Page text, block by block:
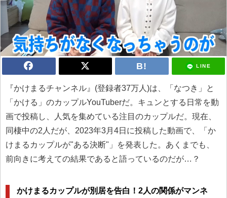
LINE
『かけまるチャンネル』(登録者37万人)は、「なつき」と
「かける」のカップルYouTuberだ。キュンとする日常を動
画で投稿し、人気を集めている注目のカップルだ。現在、
同棲中の2人だが、2023年3月4日に投稿した動画で、「か
けまるカップルが"ある決断"」を発表した。あくまでも、
前向きに考えての結果であると語っているのだが…？
かけまるカップルが別居を告白！2人の関係がマンネ